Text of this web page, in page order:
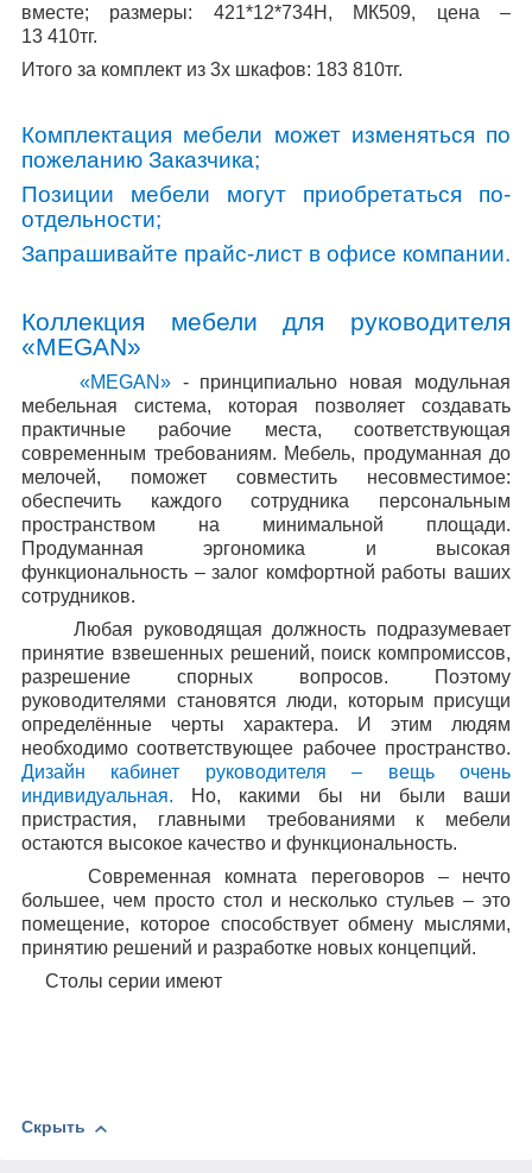
вместе; размеры: 421*12*734Н, МК509, цена –
13 410тг.
Итого за комплект из 3х шкафов: 183 810тг.
Комплектация мебели может изменяться по
пожеланию Заказчика;
Позиции мебели могут приобретаться по-
отдельности;
Запрашивайте прайс-лист в офисе компании.
Коллекция мебели для руководителя
«MEGAN»
«MEGAN»- принципиально новая модульная
мебельная система, которая позволяет создавать
практичные рабочие места, соответствующая
современным требованиям. Мебель, продуманная до
мелочей, поможет совместить несовместимое:
обеспечить каждого сотрудника персональным
пространством на минимальной площади.
Продуманная эргономика и высокая
функциональность – залог комфортной работы ваших
сотрудников.
Любая руководящая должность подразумевает
принятие взвешенных решений, поиск компромиссов,
разрешение спорных вопросов. Поэтому
руководителями становятся люди, которым присущи
определённые черты характера. И этим людям
необходимо соответствующее рабочее пространство.
Дизайн кабинет руководителя – вещь очень
индивидуальная. Но, какими бы ни были ваши
пристрастия, главными требованиями к мебели
остаются высокое качество и функциональность.
Современная комната переговоров – нечто
большее, чем просто стол и несколько стульев – это
помещение, которое способствует обмену мыслями,
принятию решений и разработке новых концепций.
Столы серии имеют
Скрыть